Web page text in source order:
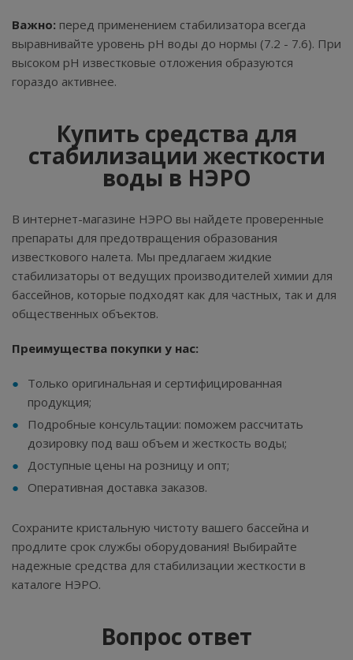
Важно: перед применением стабилизатора всегда
выравнивайте уровень pH воды до нормы (7.2 - 7.6). При
высоком pH известковые отложения образуются
гораздо активнее.
Купить средства для
стабилизации жесткости
воды в НЭРО
В интернет-магазине НЭРО вы найдете проверенные
препараты для предотвращения образования
известкового налета. Мы предлагаем жидкие
стабилизаторы от ведущих производителей химии для
бассейнов, которые подходят как для частных, так и для
общественных объектов.
Преимущества покупки у нас:
Только оригинальная и сертифицированная
продукция;
Подробные консультации: поможем рассчитать
дозировку под ваш объем и жесткость воды;
Доступные цены на розницу и опт;
Оперативная доставка заказов.
Сохраните кристальную чистоту вашего бассейна и
продлите срок службы оборудования! Выбирайте
надежные средства для стабилизации жесткости в
каталоге НЭРО.
Вопрос ответ